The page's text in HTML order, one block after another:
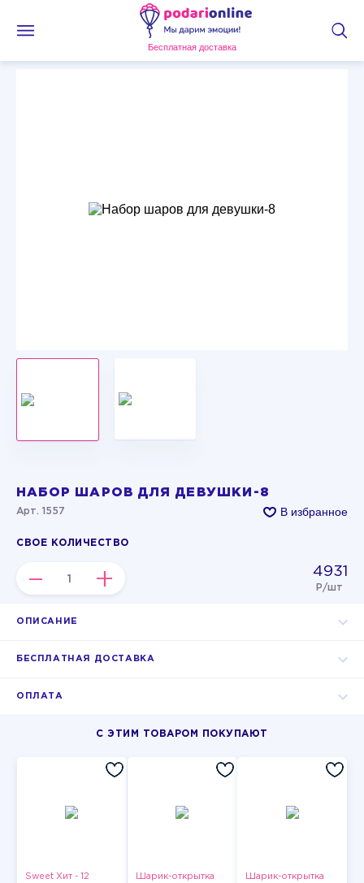
Бесплатная доставка
НАБОР ШАРОВ ДЛЯ ДЕВУШКИ-8
Арт. 1557 В избранное
СВОЕ КОЛИЧЕСТВО
– + 4931
Р/шт
ОПИСАНИЕ
БЕСПЛАТНАЯ ДОСТАВКА
ОПЛАТА
С ЭТИМ ТОВАРОМ ПОКУПАЮТ
Sweet Хит - 12
Шарик-открытка
Шарик-открытка